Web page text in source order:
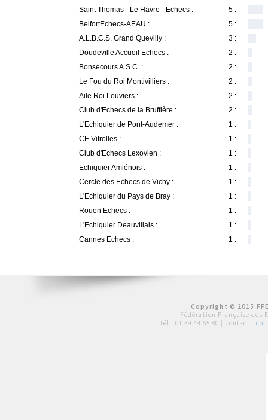
Saint Thomas - Le Havre - Echecs :
5 :
BelfortEchecs-AEAU :
5 :
A.L.B.C.S. Grand Quevilly :
3 :
Doudeville Accueil Echecs :
2 :
Bonsecours A.S.C. :
2 :
Le Fou du Roi Montivilliers :
2 :
Aile Roi Louviers :
2 :
Club d'Echecs de la Bruffière :
2 :
L'Echiquier de Pont-Audemer :
1 :
CE Vitrolles :
1 :
Club d'Echecs Lexovien :
1 :
Echiquier Amiénois :
1 :
Cercle des Echecs de Vichy :
1 :
L'Echiquier du Pays de Bray :
1 :
Rouen Echecs :
1 :
L'Echiquier Deauvillais :
1 :
Cannes Echecs :
1 :
Copyright © 2015
Fédération Française des
tél : 01 39 44 65 80 | contact :